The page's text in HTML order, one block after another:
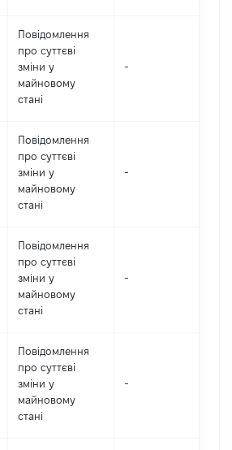
Повідомлення
про суттєві
зміни y
майновому
стані
-
Повідомлення
про суттєві
зміни y
майновому
стані
-
Повідомлення
про суттєві
зміни y
майновому
стані
-
Повідомлення
про суттєві
зміни y
майновому
стані
-